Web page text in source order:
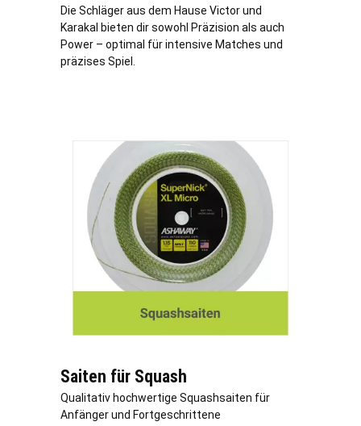
Die Schläger aus dem Hause Victor und
Karakal bieten dir sowohl Präzision als auch
Power – optimal für intensive Matches und
präzises Spiel.
Saiten für Squash
Qualitativ hochwertige Squashsaiten für
Anfänger und Fortgeschrittene